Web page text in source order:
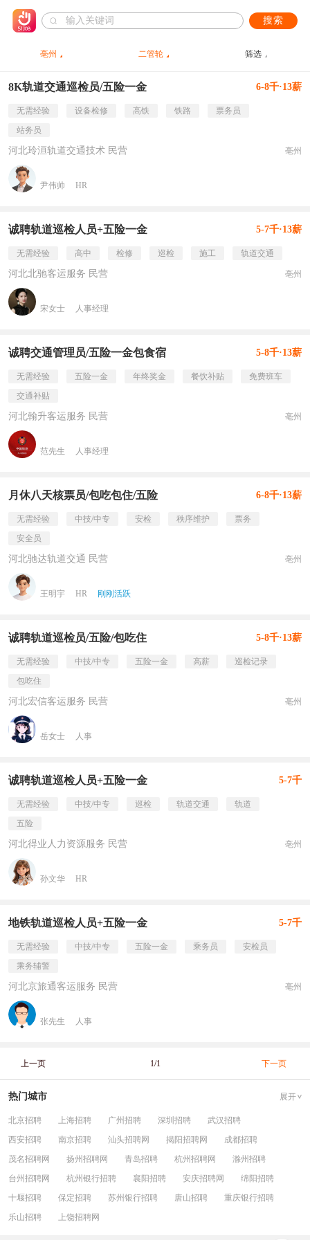
搜索
亳州 二管轮 筛选
8K轨道交通巡检员/五险一金 6-8千·13薪
无需经验 设备检修 高铁 铁路
票务员
站务员
河北玲洹轨道交通技术 民营 亳州
尹伟帅 HR
诚聘轨道巡检人员+五险一金 5-7千·13薪
无需经验 高中 检修 巡检 施工 轨道交通
河北北驰客运服务 民营 亳州
宋女士 人事经理
诚聘交通管理员/五险一金包食宿 5-8千·13薪
无需经验 五险一金 年终奖金 餐饮补贴
免费班车
交通补贴
河北翰升客运服务 民营 亳州
范先生 人事经理
月休八天核票员/包吃包住/五险 6-8千·13薪
无需经验 中技/中专 安检 秩序维护
票务
安全员
河北驰达轨道交通 民营 亳州
王明宇 HR 刚刚活跃
诚聘轨道巡检员/五险/包吃住 5-8千·13薪
无需经验 中技/中专 五险一金 高薪
巡检记录
包吃住
河北宏信客运服务 民营 亳州
岳女士 人事
诚聘轨道巡检人员+五险一金 5-7千
无需经验 中技/中专 巡检 轨道交通
轨道
五险
河北得业人力资源服务 民营 亳州
孙文华 HR
地铁轨道巡检人员+五险一金 5-7千
无需经验 中技/中专 五险一金 乘务员
安检员
乘务辅警
河北京旅通客运服务 民营 亳州
张先生 人事
上一页 1/1 下一页
热门城市 展开
北京招聘 上海招聘 广州招聘 深圳招聘
武汉招聘
西安招聘
南京招聘 汕头招聘网 揭阳招聘网
成都招聘
茂名招聘网
扬州招聘网 青岛招聘 杭州招聘网
滁州招聘
台州招聘网
杭州银行招聘 襄阳招聘 安庆招聘网
绵阳招聘
十堰招聘
保定招聘 苏州银行招聘 唐山招聘
重庆银行招聘
乐山招聘
上饶招聘网